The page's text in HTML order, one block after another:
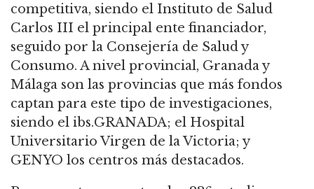
competitiva, siendo el Instituto de Salud
Carlos III el principal ente financiador,
seguido por la Consejería de Salud y
Consumo. A nivel provincial, Granada y
Málaga son las provincias que más fondos
captan para este tipo de investigaciones,
siendo el ibs.GRANADA; el Hospital
Universitario Virgen de la Victoria; y
GENYO los centros más destacados.